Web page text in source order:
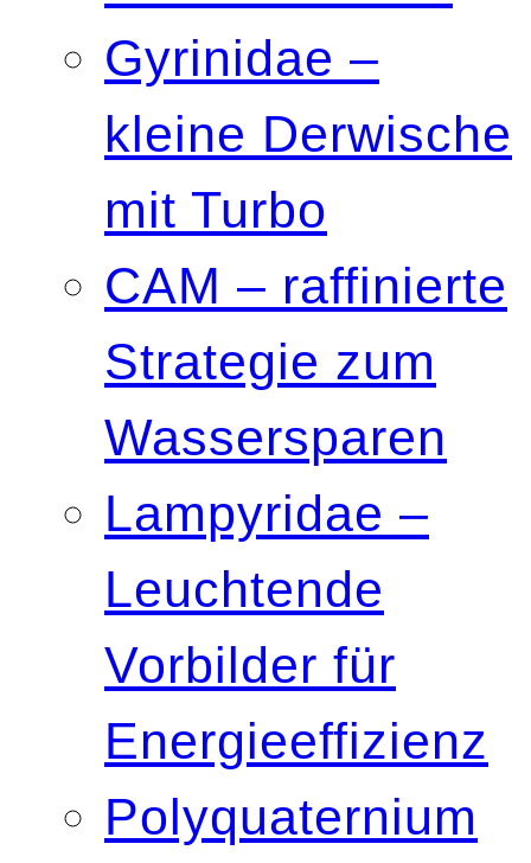
Gyrinidae –
kleine Derwische
mit Turbo
CAM – raffinierte
Strategie zum
Wassersparen
Lampyridae –
Leuchtende
Vorbilder für
Energieeffizienz
Polyquaternium